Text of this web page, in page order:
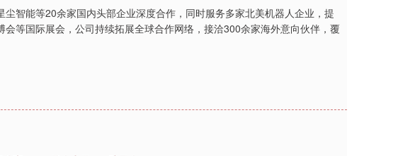
智能等20余家国内头部企业深度合作，同时服务多家北美机器人企业，提
等国际展会，公司持续拓展全球合作网络，接洽300余家海外意向伙伴，覆